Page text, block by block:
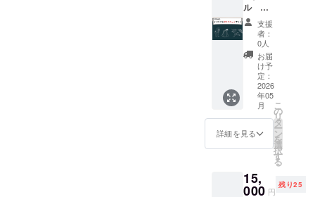
着時期
につい
ては、
予定を
前後す
る可能
性がご
ざいま
す。何
卒予め
くださ
いま
グッズ
のお渡
し方法
につい
て> 郵
送にて
ご住所
へお送
りいた
しま
す。 到
着時期
前後す
る可能
いもの
になり
ます。
普段使
いか
ら、ア
ウトド
アシー
ンまで
使える
シンプ
ルかっ
予定！
・サイ
ル
グッズ
③】 ク
ラウド
ファン
ディン
グ限定
デザイ
ンのサ
ウナ
ハット
です。
限定デ
ザイン
め、こ
の機会
支援
者：
0人
お届
け予
定：
2026
年05
月
詳細を見る
こ
の
リ
タ
ー
ン
を
選
択
す
る
15,
000 円
残り25